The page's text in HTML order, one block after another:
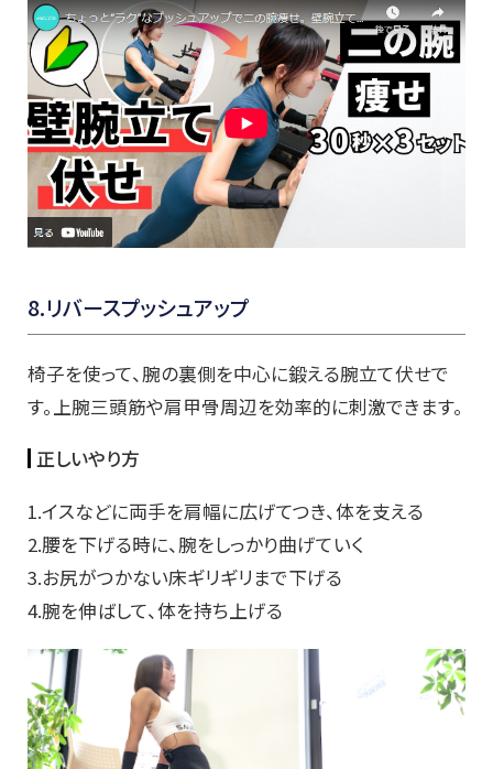
8.リバースプッシュアップ
椅子を使って、腕の裏側を中心に鍛える腕立て伏せで
す。上腕三頭筋や肩甲骨周辺を効率的に刺激できます。
正しいやり方
1.イスなどに両手を肩幅に広げてつき、体を支える
2.腰を下げる時に、腕をしっかり曲げていく
3.お尻がつかない床ギリギリまで下げる
4.腕を伸ばして、体を持ち上げる